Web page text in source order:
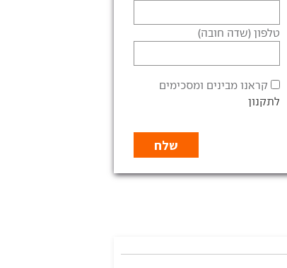
טלפון (שדה חובה)
קראנו מבינים ומסכימים
לתקנון